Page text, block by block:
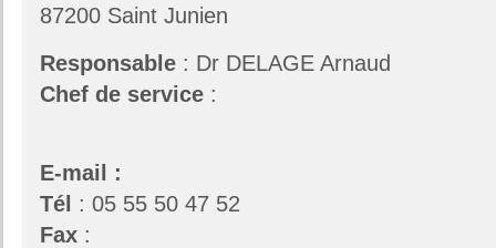
87200 Saint Junien
Responsable : Dr DELAGE Arnaud
Chef de service :
E-mail :
Tél : 05 55 50 47 52
Fax :